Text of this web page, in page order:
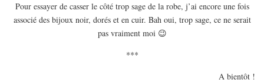
Pour essayer de casser le côté trop sage de la robe, j’ai encore une fois
associé des bijoux noir, dorés et en cuir. Bah oui, trop sage, ce ne serait
pas vraiment moi 😉
***
A bientôt !